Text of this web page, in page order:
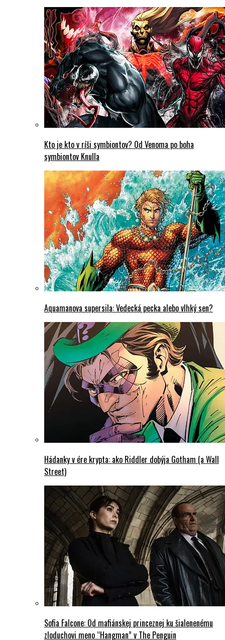
Kto je kto v ríši symbiontov? Od Venoma po boha
symbiontov Knulla
Aquamanova supersila: Vedecká pecka alebo vlhký sen?
Hádanky v ére krypta: ako Riddler dobýja Gotham (a Wall
Street)
Sofia Falcone: Od mafiánskej princeznej ku šialenenému
zloduchovi meno “Hangman” v The Penguin